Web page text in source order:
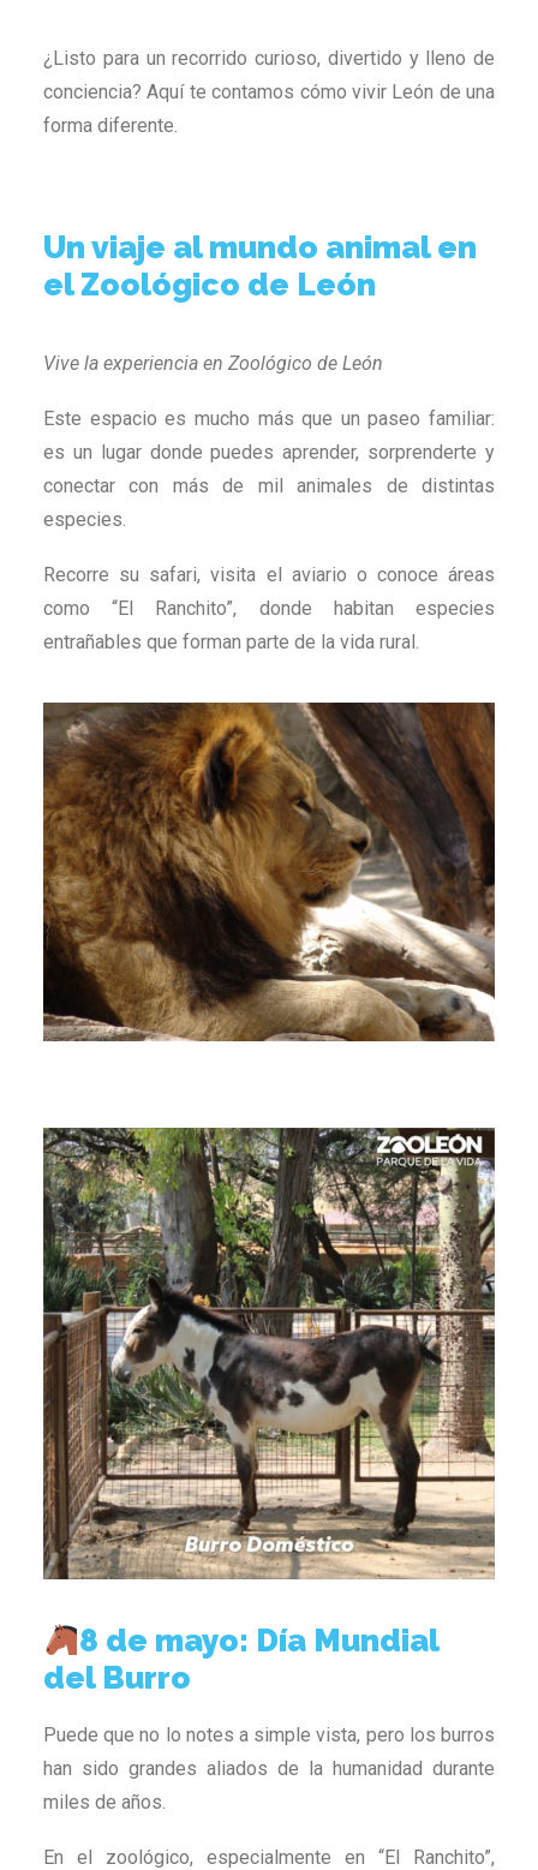
¿Listo para un recorrido curioso, divertido y lleno de
conciencia? Aquí te contamos cómo vivir León de una
forma diferente.
Un viaje al mundo animal en
el Zoológico de León
Vive la experiencia en Zoológico de León
Este espacio es mucho más que un paseo familiar:
es un lugar donde puedes aprender, sorprenderte y
conectar con más de mil animales de distintas
especies.
Recorre su safari, visita el aviario o conoce áreas
como “El Ranchito”, donde habitan especies
entrañables que forman parte de la vida rural.
8 de mayo: Día Mundial
del Burro
Puede que no lo notes a simple vista, pero los burros
han sido grandes aliados de la humanidad durante
miles de años.
En el zoológico, especialmente en “El Ranchito”,